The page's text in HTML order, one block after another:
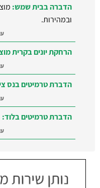
הדברה בבית שמש:
ובמהירות.
הרחקת יונים בקרית
הדברת טרמיטים בנס
הדברת טרמיטים בלוד:
ברמת השרון והסביבה